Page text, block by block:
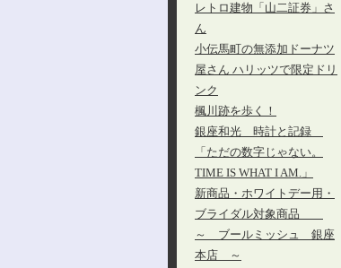
レトロ建物「山二証券」さ
ん
小伝馬町の無添加ドーナツ
屋さん ハリッツで限定ドリ
ンク
楓川跡を歩く！
銀座和光 時計と記録
「ただの数字じゃない。
TIME IS WHAT I AM.」
新商品・ホワイトデー用・
ブライダル対象商品
～ ブールミッシュ 銀座
本店 ～